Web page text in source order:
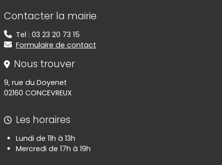
Informations de contact
Contacter la mairie
Tel : 03 23 20 73 15
Formulaire de contact
Nous trouver
9, rue du Doyenet
02160 CONCEVREUX
Les horaires
Lundi de 11h à 13h
Mercredi de 17h à 19h